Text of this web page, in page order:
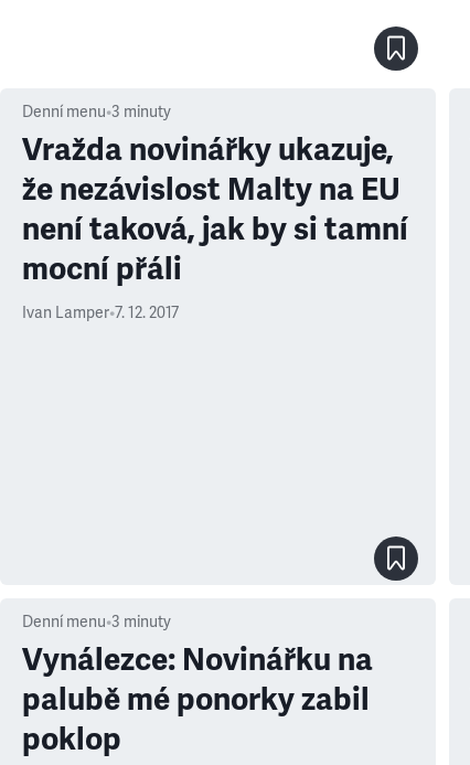
Denní menu•3 minuty
Vražda novinářky ukazuje,
že nezávislost Malty na EU
není taková, jak by si tamní
mocní přáli
Ivan Lamper•7. 12. 2017
Denní menu•3 minuty
Vynálezce: Novinářku na
palubě mé ponorky zabil
poklop